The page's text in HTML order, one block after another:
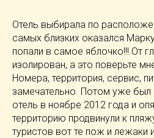
Отель выбирала по
самых близких оказался
попали в самое яблочко!!! От
изолирован, а это поверьте
Номера, территория, сервис,
замечательно. Потом уже был
отель в ноябре 2012 года и
территорию продвинули к
туристов вот те пож и лежаки